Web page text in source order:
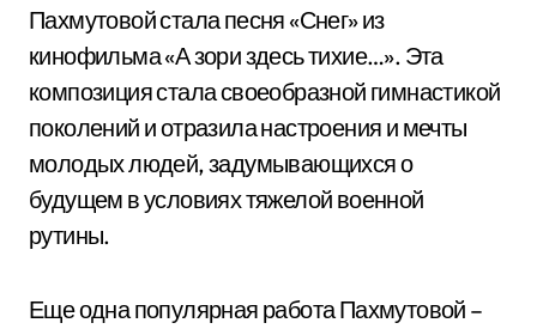
Пахмутовой стала песня «Снег» из
кинофильма «А зори здесь тихие…». Эта
композиция стала своеобразной гимнастикой
поколений и отразила настроения и мечты
молодых людей, задумывающихся о
будущем в условиях тяжелой военной
рутины.
Еще одна популярная работа Пахмутовой –